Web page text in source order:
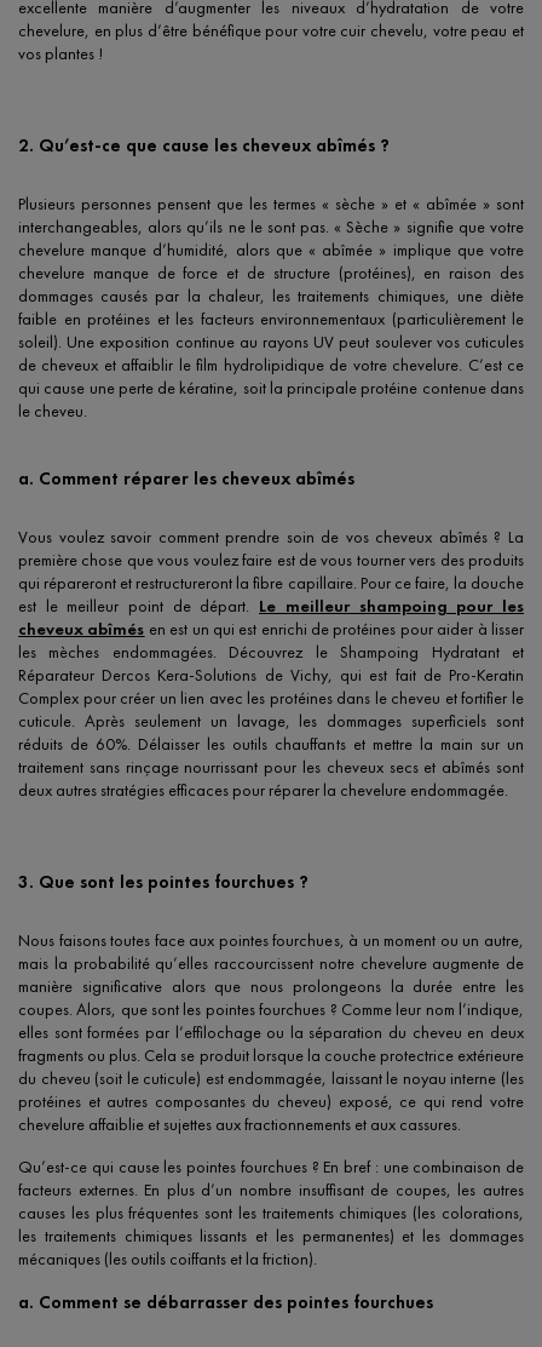
excellente manière d’augmenter les niveaux d’hydratation de votre
chevelure, en plus d’être bénéfique pour votre cuir chevelu, votre peau et
vos plantes !
2. Qu’est-ce que cause les cheveux abîmés ?
Plusieurs personnes pensent que les termes « sèche » et « abîmée » sont
interchangeables, alors qu’ils ne le sont pas. « Sèche » signifie que votre
chevelure manque d’humidité, alors que « abîmée » implique que votre
chevelure manque de force et de structure (protéines), en raison des
dommages causés par la chaleur, les traitements chimiques, une diète
faible en protéines et les facteurs environnementaux (particulièrement le
soleil). Une exposition continue au rayons UV peut soulever vos cuticules
de cheveux et affaiblir le film hydrolipidique de votre chevelure. C’est ce
qui cause une perte de kératine, soit la principale protéine contenue dans
le cheveu.
a. Comment réparer les cheveux abîmés
Vous voulez savoir comment prendre soin de vos cheveux abîmés ? La
première chose que vous voulez faire est de vous tourner vers des produits
qui répareront et restructureront la fibre capillaire. Pour ce faire, la douche
est le meilleur point de départ. Le meilleur shampoing pour les
cheveux abîmés en est un qui est enrichi de protéines pour aider à lisser
les mèches endommagées. Découvrez le Shampoing Hydratant et
Réparateur Dercos Kera-Solutions de Vichy, qui est fait de Pro-Keratin
Complex pour créer un lien avec les protéines dans le cheveu et fortifier le
cuticule. Après seulement un lavage, les dommages superficiels sont
réduits de 60%. Délaisser les outils chauffants et mettre la main sur un
traitement sans rinçage nourrissant pour les cheveux secs et abîmés sont
deux autres stratégies efficaces pour réparer la chevelure endommagée.
3. Que sont les pointes fourchues ?
Nous faisons toutes face aux pointes fourchues, à un moment ou un autre,
mais la probabilité qu’elles raccourcissent notre chevelure augmente de
manière significative alors que nous prolongeons la durée entre les
coupes. Alors, que sont les pointes fourchues ? Comme leur nom l’indique,
elles sont formées par l’effilochage ou la séparation du cheveu en deux
fragments ou plus. Cela se produit lorsque la couche protectrice extérieure
du cheveu (soit le cuticule) est endommagée, laissant le noyau interne (les
protéines et autres composantes du cheveu) exposé, ce qui rend votre
chevelure affaiblie et sujettes aux fractionnements et aux cassures.
Qu’est-ce qui cause les pointes fourchues ? En bref : une combinaison de
facteurs externes. En plus d’un nombre insuffisant de coupes, les autres
causes les plus fréquentes sont les traitements chimiques (les colorations,
les traitements chimiques lissants et les permanentes) et les dommages
mécaniques (les outils coiffants et la friction).
a. Comment se débarrasser des pointes fourchues